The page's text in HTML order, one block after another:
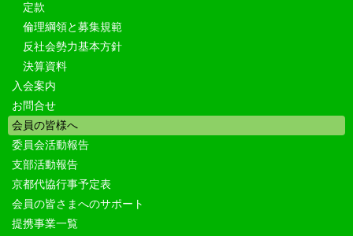
定款
倫理綱領と募集規範
反社会勢力基本方針
決算資料
入会案内
お問合せ
会員の皆様へ
委員会活動報告
支部活動報告
京都代協行事予定表
会員の皆さまへのサポート
提携事業一覧